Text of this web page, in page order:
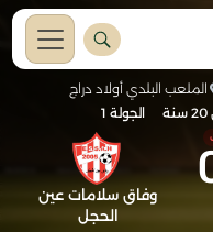
الملعب البلدي أولاد دراج
الجولة 1
وفاق سلامات عين
الحجل